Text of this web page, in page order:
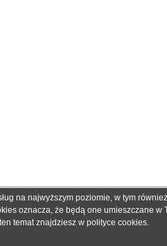
użyte wyłącznie w celach
braków lub błędów, które jednak nie mogą
przed podjęciem decyzji o zakupie.
na najwyższym poziomie, w tym
oznacza, że będą one umieszczane w
temat znajdziesz w polityce cookies.